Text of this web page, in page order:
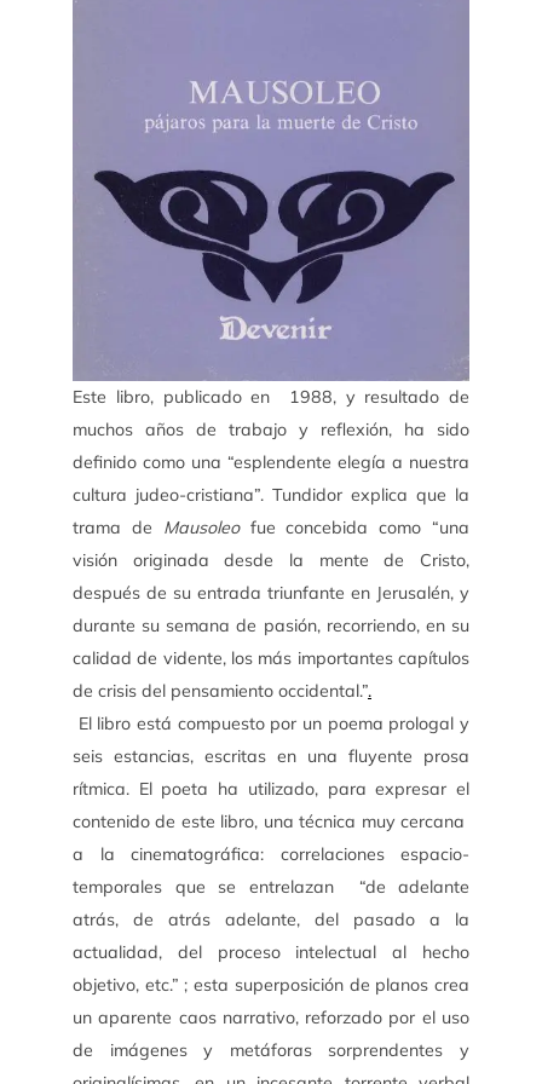
Este libro, publicado en 1988, y resultado de
muchos años de trabajo y reflexión, ha sido
definido como una “esplendente elegía a nuestra
cultura judeo-cristiana”. Tundidor explica que la
trama de Mausoleo fue concebida como “una
visión originada desde la mente de Cristo,
después de su entrada triunfante en Jerusalén, y
durante su semana de pasión, recorriendo, en su
calidad de vidente, los más importantes capítulos
de crisis del pensamiento occidental.”.
El libro está compuesto por un poema prologal y
seis estancias, escritas en una fluyente prosa
rítmica. El poeta ha utilizado, para expresar el
contenido de este libro, una técnica muy cercana
a la cinematográfica: correlaciones espacio-
temporales que se entrelazan “de adelante
atrás, de atrás adelante, del pasado a la
actualidad, del proceso intelectual al hecho
objetivo, etc.” ; esta superposición de planos crea
un aparente caos narrativo, reforzado por el uso
de imágenes y metáforas sorprendentes y